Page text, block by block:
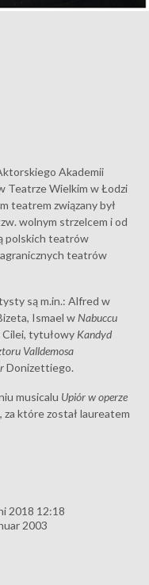
Akademii
Teatrze Wielkim w Łodzi
teatrem związany był
wolnym strzelcem i od
polskich teatrów
teatrów
są m.in.: Alfred w
Ismael w Nabuccu
Cilei, tytułowy Kandyd
Valldemosa
Donizettiego.
musicalu Upiór w operze
które został laureatem
2018 12:18
2003